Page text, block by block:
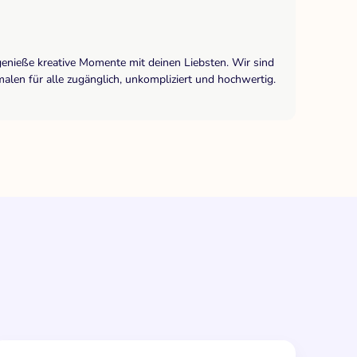
kreative Momente mit deinen Liebsten. Wir sind
für alle zugänglich, unkompliziert und hochwertig.